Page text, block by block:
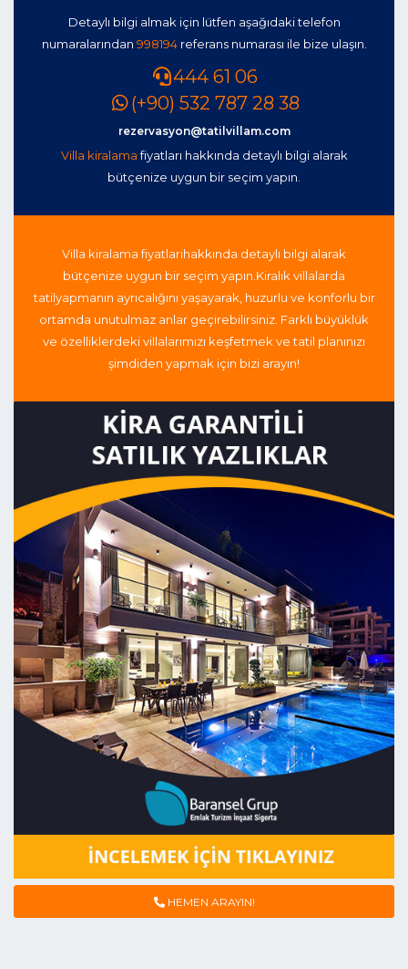
Detaylı bilgi almak için lütfen aşağıdaki telefon
numaralarından 998194referans numarası ile bize ulaşın.
444 61 06
(+90) 532 787 28 38
rezervasyon@tatilvillam.com
Villa kiralamafiyatları hakkında detaylı bilgi alarak
bütçenize uygun bir seçim yapın.
Villa kiralama fiyatlarıhakkında detaylı bilgi alarak
bütçenize uygun bir seçim yapın.Kiralık villalarda
tatilyapmanın ayrıcalığını yaşayarak, huzurlu ve konforlu bir
ortamda unutulmaz anlar geçirebilirsiniz. Farklı büyüklük
ve özelliklerdeki villalarımızı keşfetmek ve tatil planınızı
şimdiden yapmak için bizi arayın!
HEMEN ARAYIN!